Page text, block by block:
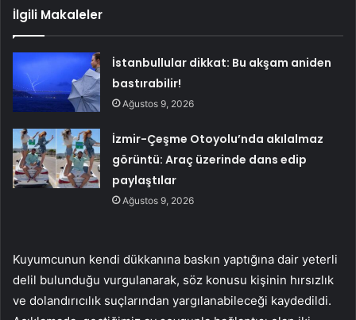
İlgili Makaleler
İstanbullular dikkat: Bu akşam aniden
bastırabilir!
Ağustos 9, 2026
İzmir-Çeşme Otoyolu’nda akılalmaz
görüntü: Araç üzerinde dans edip
paylaştılar
Ağustos 9, 2026
Kuyumcunun kendi dükkanına baskın yaptığına dair yeterli
delil bulunduğu vurgulanarak, söz konusu kişinin hırsızlık
ve dolandırıcılık suçlarından yargılanabileceği kaydedildi.